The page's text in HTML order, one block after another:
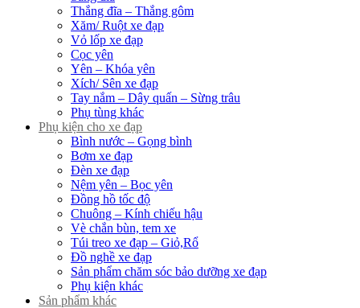
Thắng đĩa – Thắng gôm
Xăm/ Ruột xe đạp
Vỏ lốp xe đạp
Cọc yên
Yên – Khóa yên
Xích/ Sên xe đạp
Tay nắm – Dây quấn – Sừng trâu
Phụ tùng khác
Phụ kiện cho xe đạp
Bình nước – Gọng bình
Bơm xe đạp
Đèn xe đạp
Nệm yên – Bọc yên
Đồng hồ tốc độ
Chuông – Kính chiếu hậu
Vè chắn bùn, tem xe
Túi treo xe đạp – Giỏ,Rổ
Đồ nghề xe đạp
Sản phẩm chăm sóc bảo dưỡng xe đạp
Phụ kiện khác
Sản phẩm khác